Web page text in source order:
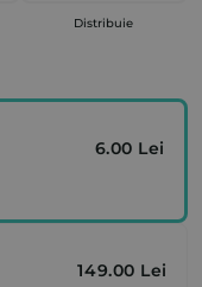
Distribuie
6.00 Lei
149.00 Lei